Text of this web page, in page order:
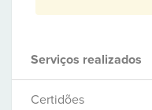
Serviços realizados
Certidões